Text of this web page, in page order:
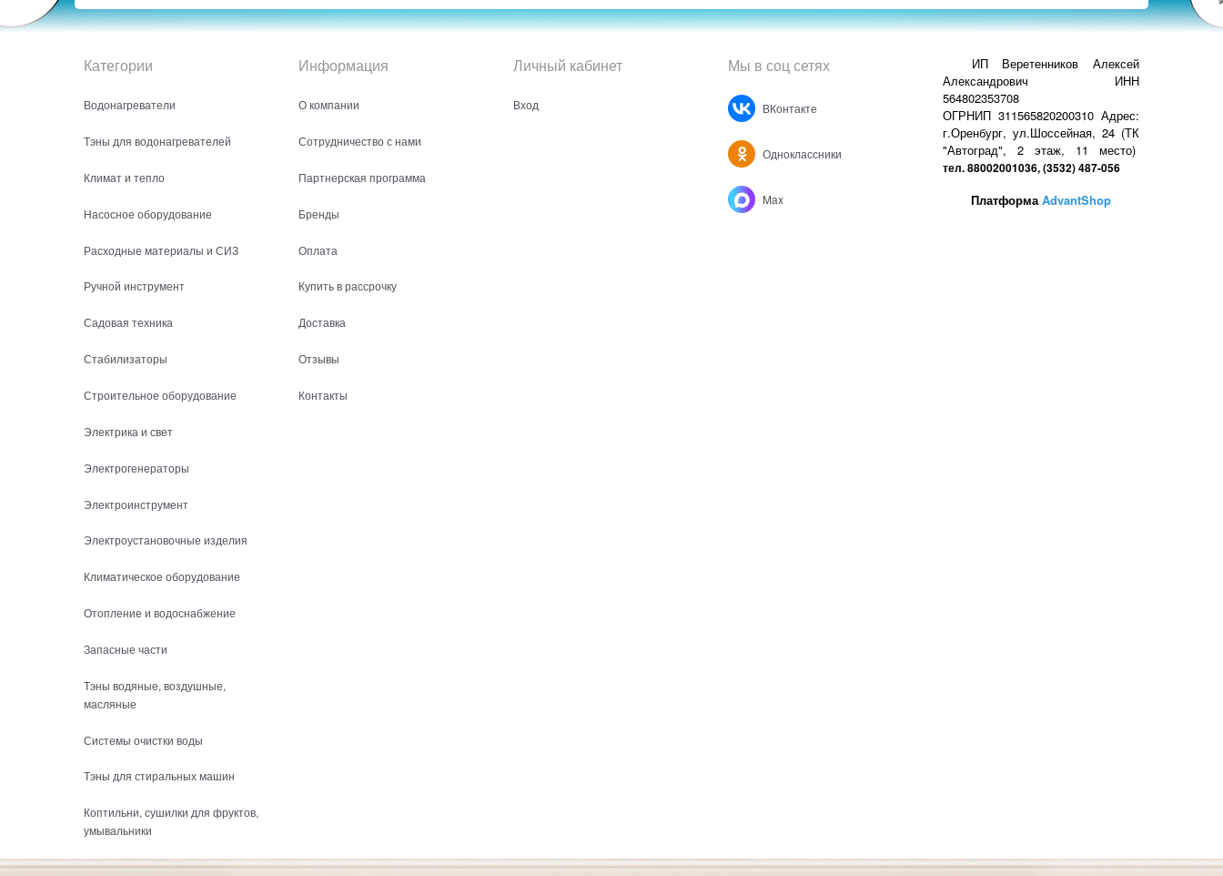
Категории
Водонагреватели
Тэны для водонагревателей
Климат и тепло
Насосное оборудование
Расходные материалы и СИЗ
Ручной инструмент
Садовая техника
Стабилизаторы
Строительное оборудование
Электрика и свет
Электрогенераторы
Электроинструмент
Электроустановочные изделия
Климатическое оборудование
Отопление и водоснабжение
Запасные части
Тэны водяные, воздушные,
масляные
Системы очистки воды
Тэны для стиральных машин
Коптильни, сушилки для фруктов,
умывальники
Информация
О компании
Сотрудничество с нами
Партнерская программа
Бренды
Оплата
Купить в рассрочку
Доставка
Отзывы
Контакты
Личный кабинет
Вход
Мы в соц сетях
ВКонтакте
Одноклассники
Max
ИП Веретенников Алексей
Александрович ИНН
564802353708
ОГРНИП 311565820200310 Адрес:
г.Оренбург, ул.Шоссейная, 24 (ТК
"Автоград", 2 этаж, 11 место)
тел. 88002001036, (3532) 487-056
ПлатформаAdvantShop